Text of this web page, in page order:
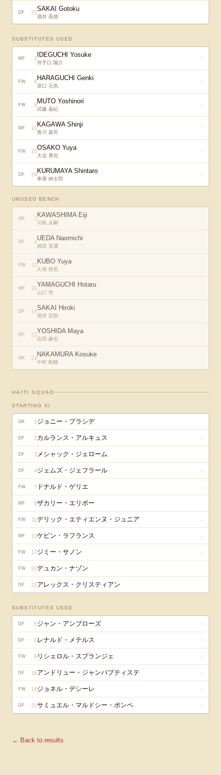
DF 21SAKAI Gotoku
酒井 高徳
SUBSTITUTES USED
MF 2 IDEGUCHI Yosuke
井手口 陽介
↑
FW 8HARAGUCHI Genki
原口 元気
↑
FW 9MUTO Yoshinori
武藤 嘉紀
↑
MF 10KAGAWA Shinji
香川 真司
↑
FW 15OSAKO Yuya
大迫 勇也
↑
DF 24KURUMAYA Shintaro
車屋 紳太郎
↑
UNUSED BENCH
GK 1 KAWASHIMA Eiji
川島 永嗣
DF 4UEDA Naomichi
植田 直通
FW 11 KUBO Yuya
久保 裕也
MF 16YAMAGUCHI Hotaru
山口 蛍
DF 19SAKAI Hiroki
酒井 宏樹
DF 22YOSHIDA Maya
吉田 麻也
GK 23NAKAMURA Kosuke
中村 航輔
HAITI SQUAD
STARTING XI
GK 1 ジョニー・プラシデ
DF 2カルランス・アルキュス ↓
DF 3メシャック・ジェローム
DF 4ジェムズ・ジェフラール ↓
FW 7 ドナルド・ゲリエ ↓
MF 8ザカリー・エリボー
FW 11デリック・エティエンヌ・ジュニア ↓
MF 13ケビン・ラフランス ↓
FW 17ジミー・サノン ↓
FW 20デュカン・ナゾン
DF 22アレックス・クリスティアン
SUBSTITUTES USED
DF 5ジャン・アンブローズ ↑
DF 6レナルド・メテルス ↑
FW 9 リシェロル・スプランジェ ↑
DF 16アンドリュー・ジャンバプティステ ↑
FW 18ジョネル・デシーレ ↑
DF 21サミュエル・マルドシー・ポンペ ↑
← Back to results